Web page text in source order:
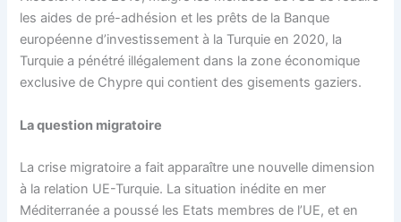
les aides de pré-adhésion et les prêts de la Banque
européenne d’investissement à la Turquie en 2020, la
Turquie a pénétré illégalement dans la zone économique
exclusive de Chypre qui contient des gisements gaziers.
La question migratoire
La crise migratoire a fait apparaître une nouvelle dimension
à la relation UE-Turquie. La situation inédite en mer
Méditerranée a poussé les Etats membres de l’UE, et en